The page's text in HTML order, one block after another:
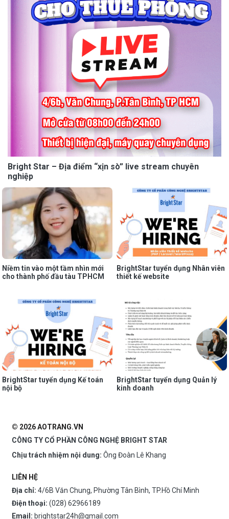
Bright Star – Địa điểm “xịn sò” live stream chuyên
nghiệp
Niềm tin vào một tầm nhìn mới
cho thành phố đầu tàu TPHCM
BrightStar tuyển dụng Nhân viên
thiết kế website
BrightStar tuyển dụng Kế toán
nội bộ
BrightStar tuyển dụng Quản lý
kinh doanh
© 2026 AOTRANG.VN
CÔNG TY CỔ PHẦN CÔNG NGHỆ BRIGHT STAR
Chịu trách nhiệm nội dung: Ông Đoàn Lê Khang
LIÊN HỆ
Địa chỉ: 4/6B Văn Chung, Phường Tân Bình, TP.Hồ Chí Minh
Điện thoại: (028) 62966189
Email: brightstar24h@gmail.com